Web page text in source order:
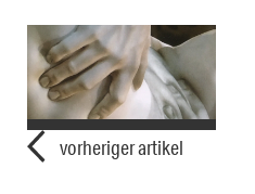
vorheriger artikel